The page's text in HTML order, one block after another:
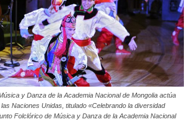
y Danza de la Academia Nacional de Mongolia actúa
Naciones Unidas, titulado «Celebrando la diversidad
Folclórico de Música y Danza de la Academia Nacional